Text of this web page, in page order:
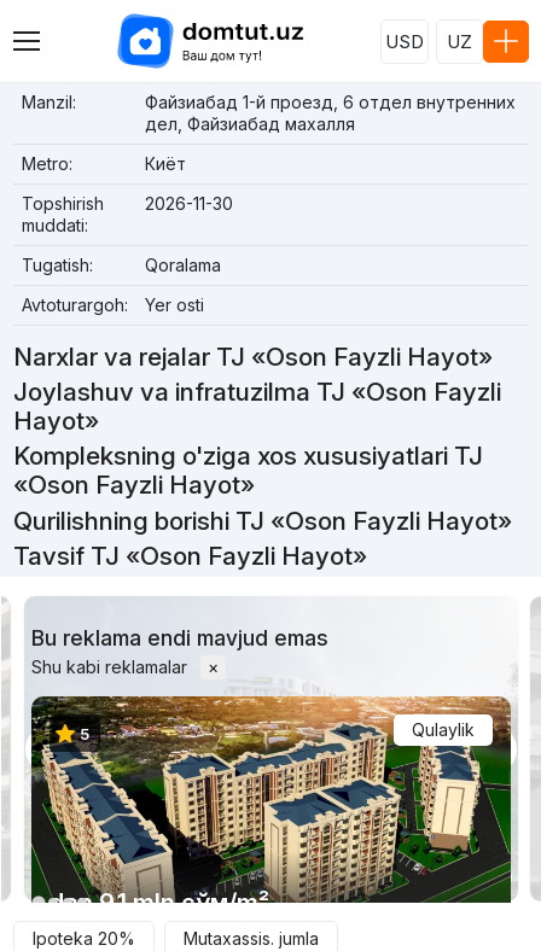
USD UZ
Manzil:
Файзиабад 1-й проезд, 6 отдел внутренних
дел, Файзиабад махалля
Metro:
Киёт
Topshirish
muddati:
2026-11-30
Tugatish:
Qoralama
Avtoturargoh:
Yer osti
Narxlar va rejalar TJ «Oson Fayzli Hayot»
Joylashuv va infratuzilma TJ «Oson Fayzli
Hayot»
Kompleksning o'ziga xos xususiyatlari TJ
«Oson Fayzli Hayot»
Qurilishning borishi TJ «Oson Fayzli Hayot»
Tavsif TJ «Oson Fayzli Hayot»
Bu reklama endi mavjud emas
Shu kabi reklamalar ×
Qulaylik
dan9.1 mln сўм/m²
5
1/6
Ipoteka 20% Mutaxassis. jumla